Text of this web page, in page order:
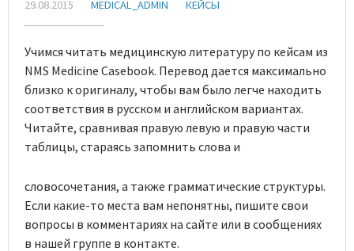
29.08.2015 MEDICAL_ADMIN КЕЙСЫ
Учимся читать медицинскую литературу по кейсам из
NMS Medicine Casebook. Перевод дается максимально
близко к оригиналу, чтобы вам было легче находить
соответствия в русском и английском вариантах.
Читайте, сравнивая правую левую и правую части
таблицы, стараясь запомнить слова и
словосочетания, а также грамматические структуры.
Если какие-то места вам непонятны, пишите свои
вопросы в комментариях на сайте или в сообщениях
в нашей группе в контакте.